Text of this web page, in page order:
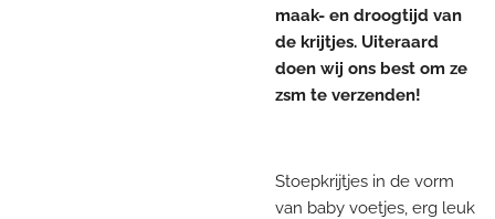
maak- en droogtijd van
de krijtjes. Uiteraard
doen wij ons best om ze
zsm te verzenden!
Stoepkrijtjes in de vorm
van baby voetjes, erg leuk